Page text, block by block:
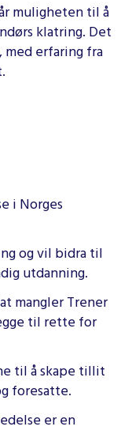
muligheten til å
klatring. Det
erfaring fra
i Norges
og vil bidra til
utdanning.
mangler Trener
til rette for
til å skape tillit
foresatte.
er en